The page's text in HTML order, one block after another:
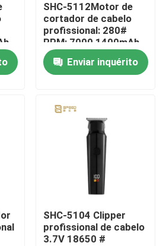
recarregável
SHC-5112Motor de
cortador de cabelo
profissional: 280#
RPM: 7000 1400mAh
bateria de lítio
Enviar inquérito
SHC-5104 Clipper
profissional de cabelo
3.7V 18650 #